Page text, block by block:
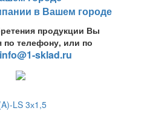
продукции Вы
телефону, или по
info@1-sklad.ru
LS 3х1,5